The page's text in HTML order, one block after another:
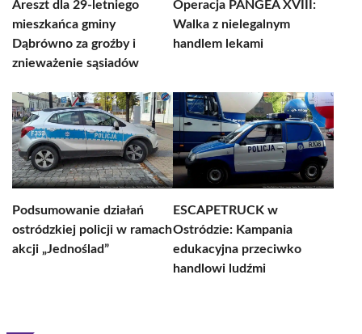
Areszt dla 29-letniego
mieszkańca gminy
Dąbrówno za groźby i
znieważenie sąsiadów
Operacja PANGEA XVIII:
Walka z nielegalnym
handlem lekami
Podsumowanie działań
ostródzkiej policji w ramach
akcji „Jednoślad”
ESCAPETRUCK w
Ostródzie: Kampania
edukacyjna przeciwko
handlowi ludźmi